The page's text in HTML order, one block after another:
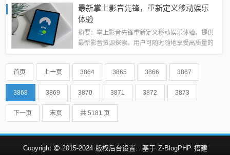
要性，提醒投资者谨慎决策，确保投资安...
最新掌上影音先锋，重新定义移动娱乐
体验
摘要：掌上影音先锋重新定义移动娱乐体验，提供
最新影音资源探索。用户可随时随地享受高质量的
新移动娱乐方式，为用户带来全新的视听盛宴。掌
上影音先锋的崛起与优势掌上影音先锋凭借其...
首页 上一页 3864 3865 3866 3867
3868 3869 3870 3871 3872 3873
下一页 末页 共 5181 页
Copyright 2015-2024 版权后台设置. 基于 Z-BlogPHP 搭建